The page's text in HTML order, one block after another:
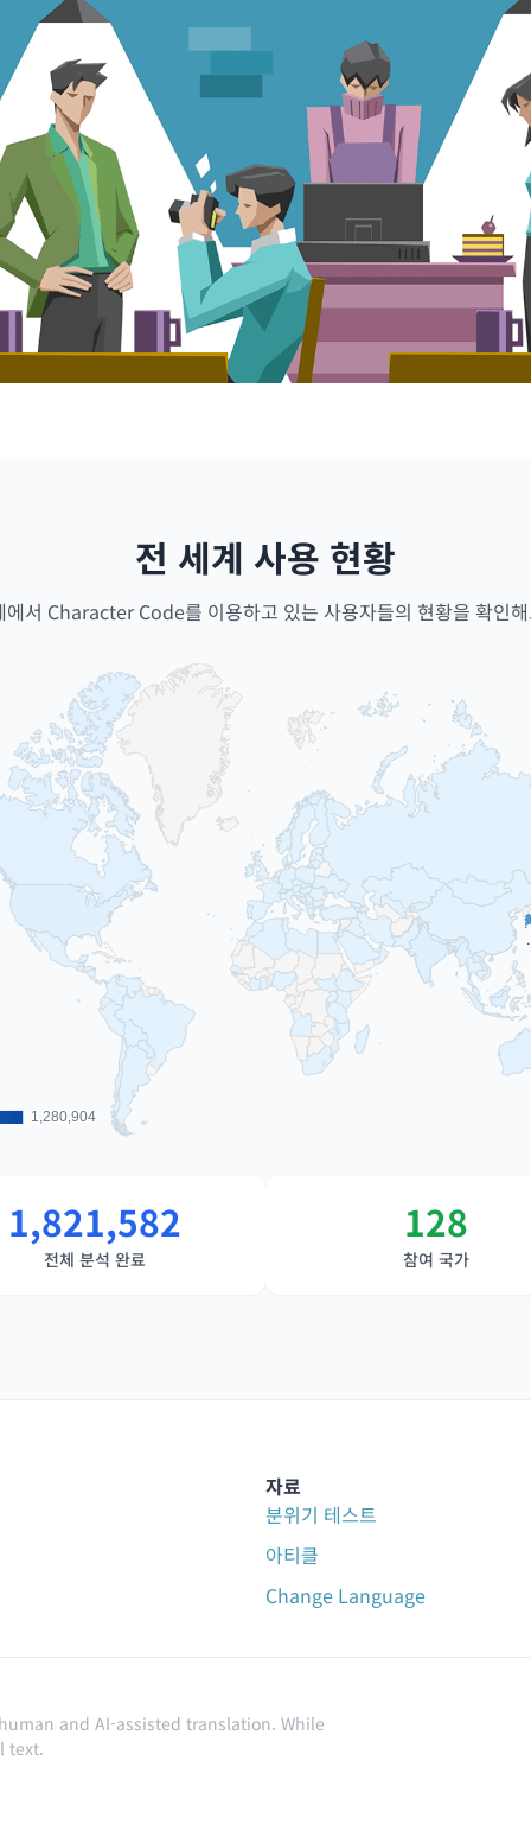
전 세계 사용 현황
에서 Character Code를 이용하고 있는 사용자들의 현황을 확인
1,280,904
1,280,904
1,821,582
전체 분석 완료
128
참여 국가
자료
분위기 테스트
아티클
Change Language
and AI-assisted translation. While
text.